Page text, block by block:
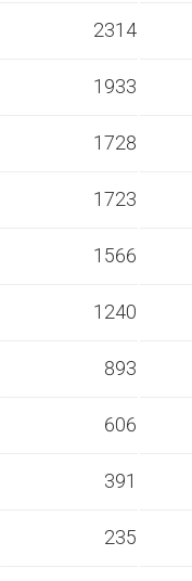
2314
1933
1728
1723
1566
1240
893
606
391
235